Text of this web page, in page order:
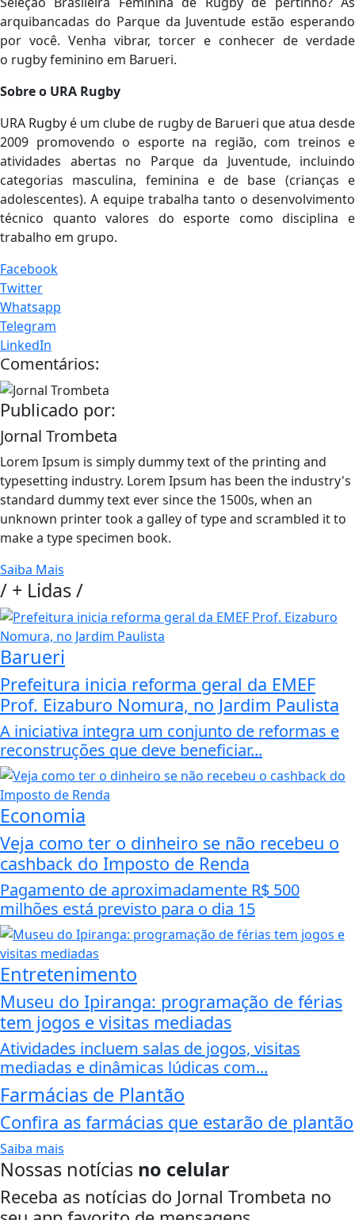
arquibancadas do Parque da Juventude estão esperando
por você. Venha vibrar, torcer e conhecer de verdade
o rugby feminino em Barueri.
Sobre o URA Rugby
URA Rugby é um clube de rugby de Barueri que atua desde
2009 promovendo o esporte na região, com treinos e
atividades abertas no Parque da Juventude, incluindo
categorias masculina, feminina e de base (crianças e
adolescentes). A equipe trabalha tanto o desenvolvimento
técnico quanto valores do esporte como disciplina e
trabalho em grupo.
Facebook
Twitter
Whatsapp
Telegram
LinkedIn
Comentários:
Publicado por:
Jornal Trombeta
Lorem Ipsum is simply dummy text of the printing and
typesetting industry. Lorem Ipsum has been the industry's
standard dummy text ever since the 1500s, when an
unknown printer took a galley of type and scrambled it to
make a type specimen book.
Saiba Mais
/ + Lidas/
Barueri
Prefeitura inicia reforma geral da EMEF
Prof. Eizaburo Nomura, no Jardim Paulista
A iniciativa integra um conjunto de reformas e
reconstruções que deve beneficiar...
Economia
Veja como ter o dinheiro se não recebeu o
cashback do Imposto de Renda
Pagamento de aproximadamente R$ 500
milhões está previsto para o dia 15
Entretenimento
Museu do Ipiranga: programação de férias
tem jogos e visitas mediadas
Atividades incluem salas de jogos, visitas
mediadas e dinâmicas lúdicas com...
Farmácias de Plantão
Confira as farmácias que estarão de plantão
Saiba mais
Nossas notícias no celular
Receba as notícias do Jornal Trombeta no